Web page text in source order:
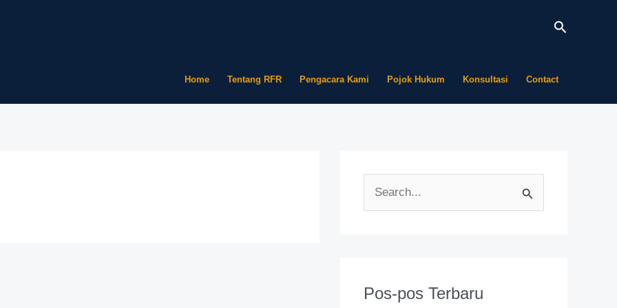
Cari
Home Tentang RFR Pengacara Kami Pojok Hukum Konsultasi Contact
u
Pos-pos Terbaru